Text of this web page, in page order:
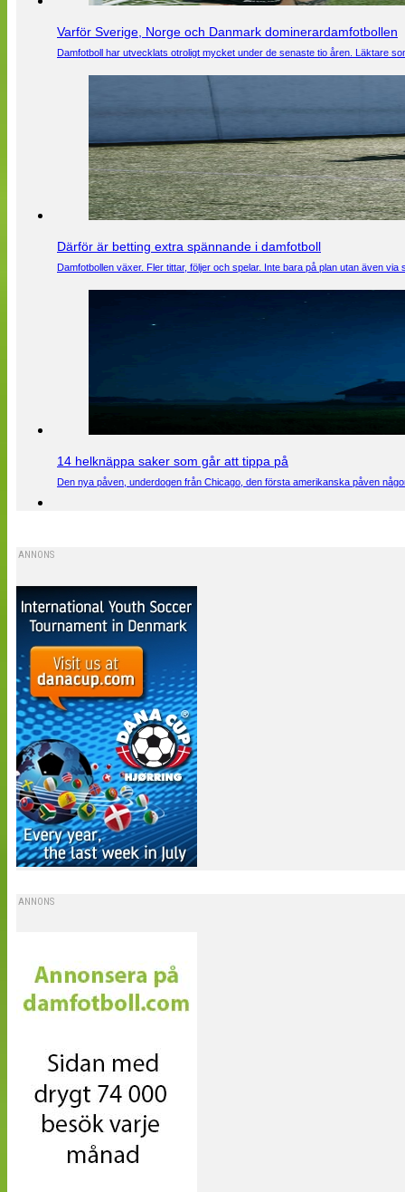
Varför Sverige, Norge och Danmark dominerardamfotbollen
Damfotboll har utvecklats otroligt mycket under de senaste tio åren. Läktare
Därför är betting extra spännande i damfotboll
Damfotbollen växer. Fler tittar, följer och spelar. Inte bara på plan utan även
14 helknäppa saker som går att tippa på
Den nya påven, underdogen från Chicago, den första amerikanska påven
ANNONS
ANNONS